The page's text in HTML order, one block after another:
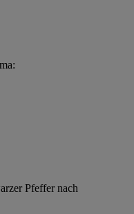
Pfeffer nach